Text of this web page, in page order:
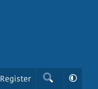
Register